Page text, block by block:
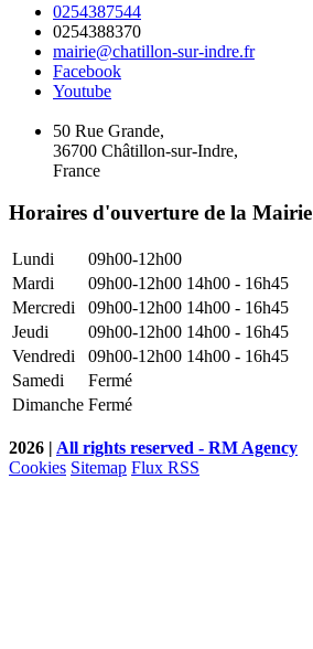
0254387544
0254388370
mairie@chatillon-sur-indre.fr
Facebook
Youtube
50 Rue Grande,
36700 Châtillon-sur-Indre,
France
Horaires d'ouverture de la Mairie
Lundi
09h00-12h00
Mardi
09h00-12h00 14h00 - 16h45
Mercredi
09h00-12h00 14h00 - 16h45
Jeudi
09h00-12h00 14h00 - 16h45
Vendredi
09h00-12h00 14h00 - 16h45
Samedi
Fermé
Dimanche Fermé
2026 | All rights reserved - RM Agency
Cookies Sitemap Flux RSS